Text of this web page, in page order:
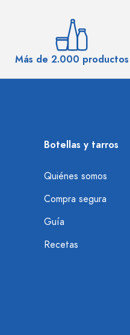
Más de 2.000 productos
Botellas y tarros
Quiénes somos
Compra segura
Guía
Recetas